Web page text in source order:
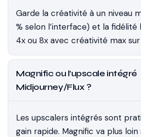
Garde la créativité à un niveau
% selon l’interface) et la fidélité
4x ou 8x avec créativité max sur
Magnific ou l’upscale intégré
Midjourney/Flux ?
Les upscalers intégrés sont
gain rapide. Magnific va plus loin